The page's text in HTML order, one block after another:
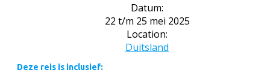
Datum:
22 t/m 25 mei 2025
Location:
Duitsland
Deze reis is inclusief: